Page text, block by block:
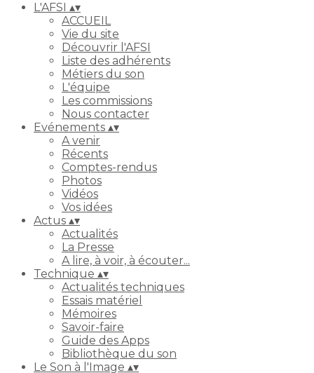
L'AFSI ▴▾
ACCUEIL
Vie du site
Découvrir l'AFSI
Liste des adhérents
Métiers du son
L'équipe
Les commissions
Nous contacter
Evénements ▴▾
A venir
Récents
Comptes-rendus
Photos
Vidéos
Vos idées
Actus ▴▾
Actualités
La Presse
A lire, à voir, à écouter...
Technique ▴▾
Actualités techniques
Essais matériel
Mémoires
Savoir-faire
Guide des Apps
Bibliothèque du son
Le Son à l'Image ▴▾